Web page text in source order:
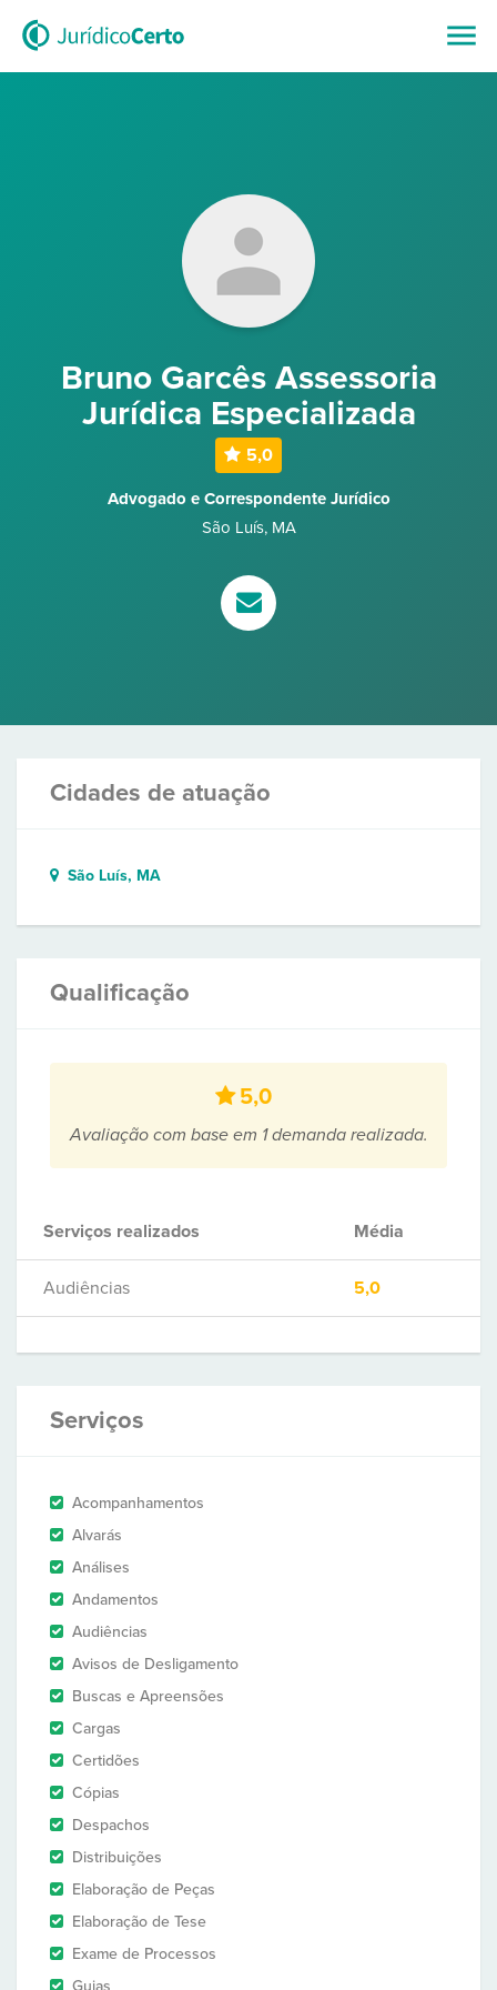
Bruno Garcês Assessoria
Jurídica Especializada
5,0
Advogado e Correspondente Jurídico
São Luís, MA
Cidades de atuação
São Luís, MA
Qualificação
5,0
Avaliação com base em 1 demanda realizada.
Serviços realizados Média
Audiências 5,0
Serviços
Acompanhamentos
Alvarás
Análises
Andamentos
Audiências
Avisos de Desligamento
Buscas e Apreensões
Cargas
Certidões
Cópias
Despachos
Distribuições
Elaboração de Peças
Elaboração de Tese
Exame de Processos
Guias